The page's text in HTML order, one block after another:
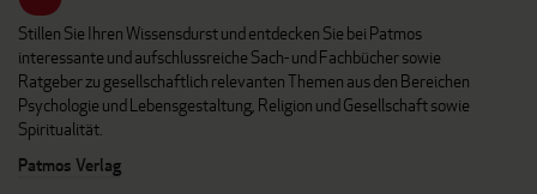
Stillen Sie Ihren Wissensdurst und entdecken Sie bei Patmos
interessante und aufschlussreiche Sach- und Fachbücher sowie
Ratgeber zu gesellschaftlich relevanten Themen aus den Bereichen
Psychologie und Lebensgestaltung, Religion und Gesellschaft sowie
Spiritualität.
Patmos Verlag